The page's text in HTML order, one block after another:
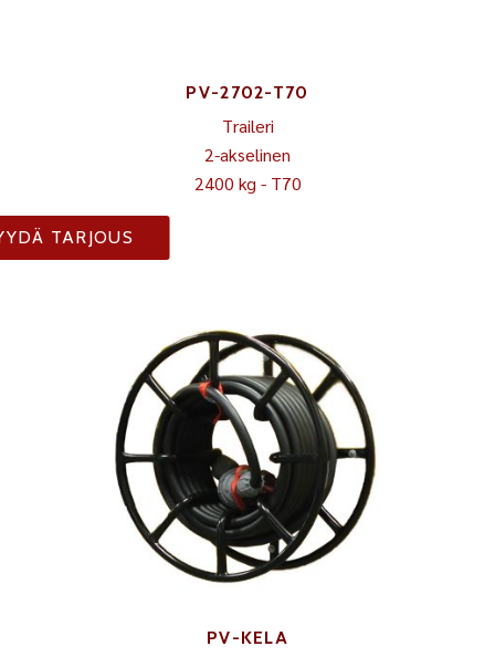
PV-2702-T70
Traileri
2-akselinen
2400 kg - T70
TARJOUS
PV-KELA